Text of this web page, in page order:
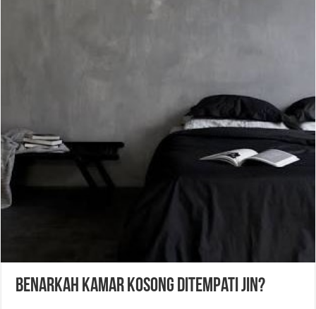
Benarkah Kamar Kosong Ditempati Jin?